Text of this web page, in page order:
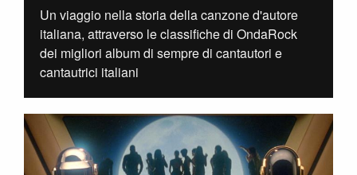
Un viaggio nella storia della canzone d'autore
italiana, attraverso le classifiche di OndaRock
dei migliori album di sempre di cantautori e
cantautrici italiani